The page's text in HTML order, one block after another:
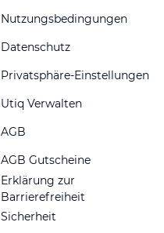
Nutzungsbedingungen
Datenschutz
Privatsphäre-Einstellungen
Utiq Verwalten
AGB
AGB Gutscheine
Erklärung zur
Barrierefreiheit
Sicherheit